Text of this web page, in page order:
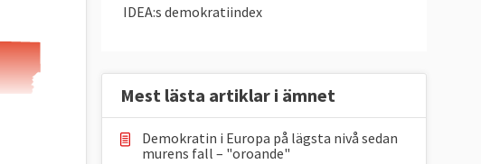
IDEA:s demokratiindex
Mest lästa artiklar i ämnet
Demokratin i Europa på lägsta nivå sedan
murens fall – "oroande"